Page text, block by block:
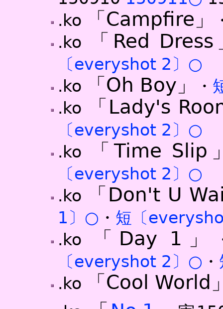
.ko
「Campfire」
.ko
「Red
〔everyshot 2〕○
.ko
「Oh Boy」 ・
.ko
「Lady's
〔everyshot 2〕○
.ko
「Time Slip
〔everyshot 2〕○
.ko
「Don't U
1〕○ ・ 短〔
.ko
「Day 1」
〔everyshot 2〕○ ・
.ko
「Cool World